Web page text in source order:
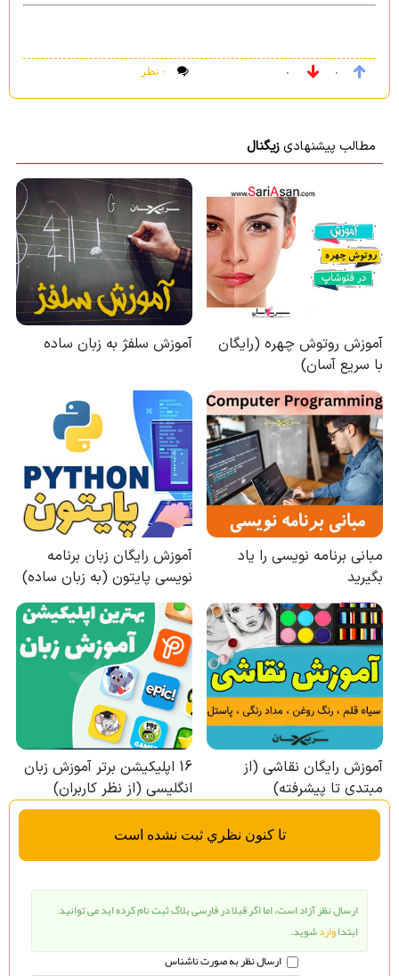
۰ ۰ نظر
تا كنون نظري ثبت نشده است
ارسال نظر آزاد است، اما اگر قبلا در فارسی بلاگ ثبت نام کرده اید می توانید
ابتداواردشوید.
ارسال نظر به صورت ناشناس